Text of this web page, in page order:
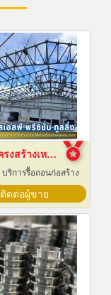
รื้อถอนโครงสร้างเหล็ก สมุทรปราการ
บริการรื้อถอนก่อสร้าง
ติดต่อผู้ขาย